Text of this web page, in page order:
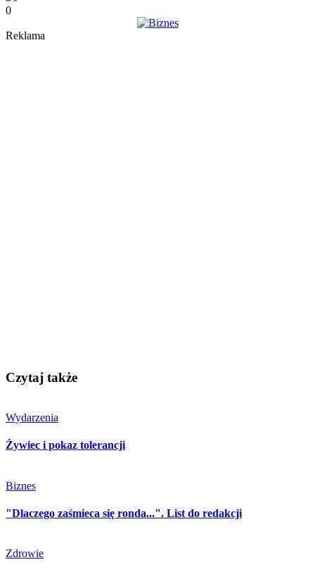
0
Reklama
Czytaj także
Wydarzenia
Żywiec i pokaz tolerancji
Biznes
"Dlaczego zaśmieca się ronda...". List do redakcji
Zdrowie